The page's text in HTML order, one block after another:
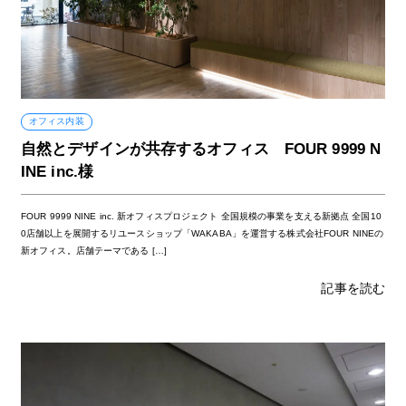
オフィス内装
自然とデザインが共存するオフィス FOUR 9999 N
INE inc.様
FOUR 9999 NINE inc. 新オフィスプロジェクト 全国規模の事業を支える新拠点 全国10
0店舗以上を展開するリユースショップ「WAKABA」を運営する株式会社FOUR NINEの
新オフィス。店舗テーマである […]
記事を読む